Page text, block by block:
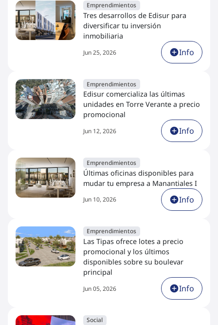
Emprendimientos
Tres desarrollos de Edisur para
diversificar tu inversión
inmobiliaria
Jun 25, 2026 Info
Emprendimientos
Edisur comercializa las últimas
unidades en Torre Verante a precio
promocional
Jun 12, 2026 Info
Emprendimientos
Últimas oficinas disponibles para
mudar tu empresa a Manantiales I
Jun 10, 2026 Info
Emprendimientos
Las Tipas ofrece lotes a precio
promocional y los últimos
disponibles sobre su boulevar
principal
Jun 05, 2026 Info
Social